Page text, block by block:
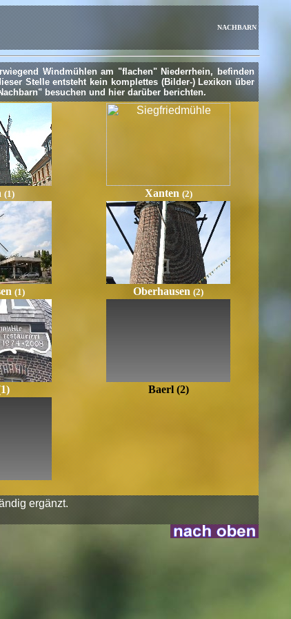
NACHBARN
Windmühlen am "flachen" Niederrhein, befinden
Stelle entsteht kein komplettes (Bilder-) Lexikon über
besuchen und hier darüber berichten.
(1) Xanten(2)
(1) Oberhausen(2)
Baerl (2)
ergänzt.